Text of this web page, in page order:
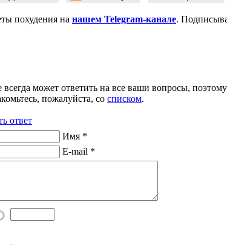
похудения на нашем Telegram-канале.
может ответить на все ваши вопросы,
пожалуйста, со списком.
ответ
Имя *
E-mail *